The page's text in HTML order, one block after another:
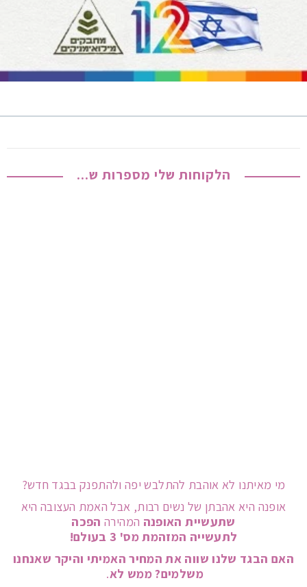
הלקוחות שלי מספרות ש...
מי מאיתנו לא אוהבת להתלבש יפה ולהתפנק בבגד חדש?
אופנה היא אהבתן של נשים רבות, אבל האמת העצובה היא
שתעשיית האופנה המהירה הפכה
לתעשייה המזהמת מס' 3 בעולם!
האם הבגד שלנו שווה את המחיר האמיתי והיקר שאנחנו
משלמים? ממש לא.